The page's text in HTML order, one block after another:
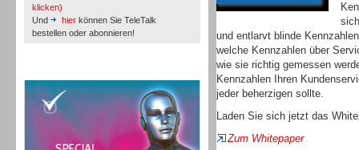
klicken)
Und
hier können Sie TeleTalk
bestellen oder abonnieren!
und entlarvt blinde
welche Kennzahlen über
wie sie richtig gemessen
Kennzahlen Ihren
jeder beherzigen sollte.
Laden Sie sich jetzt das
Zum Whitepaper